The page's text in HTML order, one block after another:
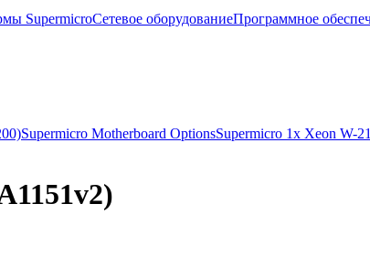
SupermicroСетевое оборудованиеПрограммное
Supermicro Motherboard OptionsSupermicro 1x Xeon W-